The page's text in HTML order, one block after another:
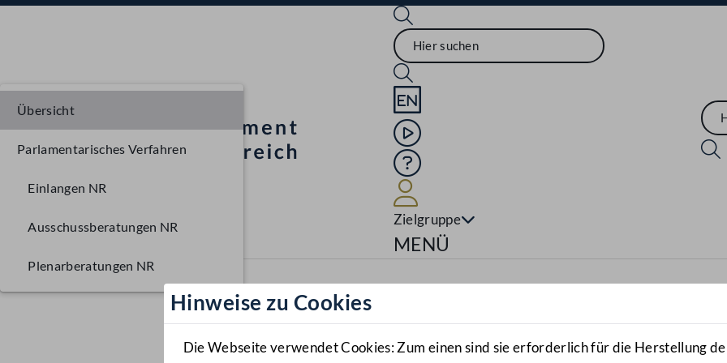
Sprache English
Mediathek
Hilfe
Zielgruppe
Navigationsmenü öffnen
MENÜ
Hinweise zu Cookies
Die Webseite verwendet Cookies: Zum einen sind sie erforderlich für die Herstellung
Übersicht
Parlamentarisches Verfahren
Einlangen NR
Ausschussberatungen NR
Plenarberatungen NR